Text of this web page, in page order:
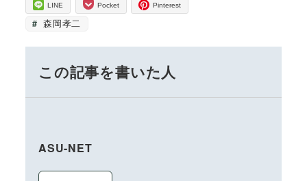
LINE Pocket Pinterest
森岡孝二
この記事を書いた人
ASU-NET